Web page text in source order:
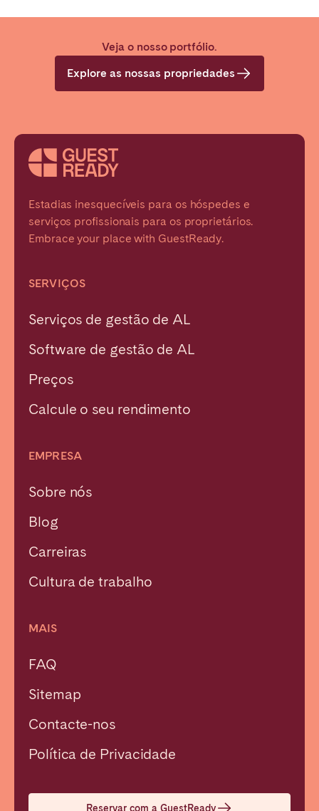
Veja o nosso portfólio.
Explore as nossas propriedades
Estadias inesquecíveis para os hóspedes e
serviços profissionais para os proprietários.
Embrace your place with GuestReady.
SERVIÇOS
Serviços de gestão de AL
Software de gestão de AL
Preços
Calcule o seu rendimento
EMPRESA
Sobre nós
Blog
Carreiras
Cultura de trabalho
MAIS
FAQ
Sitemap
Contacte-nos
Política de Privacidade
Reservar com a GuestReady
Selecionar idioma